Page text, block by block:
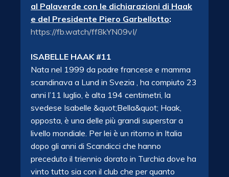
al Palaverde con le dichiarazioni di Haak
e del Presidente Piero Garbellotto:
https://fb.watch/ff8kYN09vI/
ISABELLE HAAK #11
Nata nel 1999 da padre francese e mamma
scandinava a Lund in Svezia , ha compiuto 23
anni l’11 luglio, è alta 194 centimetri, la
svedese Isabelle &quot;Bella&quot; Haak,
opposta, è una delle più grandi superstar a
livello mondiale. Per lei è un ritorno in Italia
dopo gli anni di Scandicci che hanno
preceduto il triennio dorato in Turchia dove ha
vinto tutto sia con il club che per quanto